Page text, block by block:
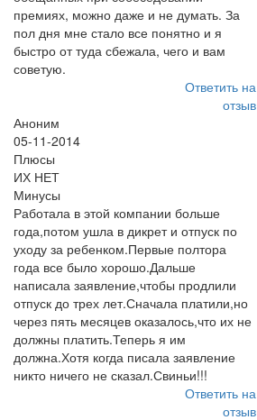
премиях, можно даже и не думать. За
пол дня мне стало все понятно и я
быстро от туда сбежала, чего и вам
советую.
Ответить на
отзыв
Аноним
05-11-2014
Плюсы
ИХ НЕТ
Минусы
Работала в этой компании больше
года,потом ушла в дикрет и отпуск по
уходу за ребенком.Первые полтора
года все было хорошо.Дальше
написала заявление,чтобы продлили
отпуск до трех лет.Сначала платили,но
через пять месяцев оказалось,что их не
должны платить.Теперь я им
должна.Хотя когда писала заявление
никто ничего не сказал.Свиньи!!!
Ответить на
отзыв